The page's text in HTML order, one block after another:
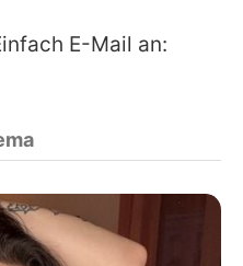
E-Mail an: